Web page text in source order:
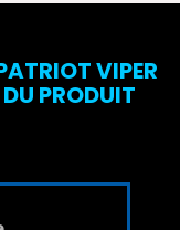
VIPER
PRODUIT